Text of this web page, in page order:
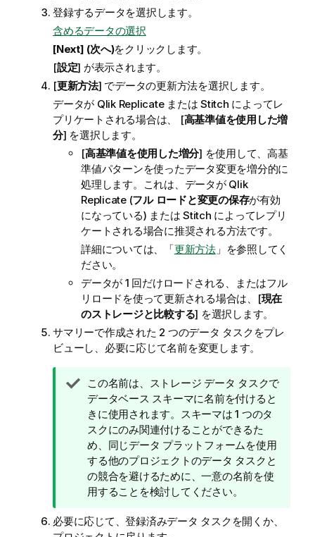
登録するデータを選択します。
含めるデータの選択
[Next] (次へ)をクリックします。
[設定] が表示されます。
[更新方法] でデータの更新方法を選択します。
データが Qlik Replicateまたは Stitch によってレ
プリケートされる場合は、 [高基準値を使用した増
分] を選択します。
[高基準値を使用した増分] を使用して、高基
準値パターンを使ったデータ変更を増分的に
処理します。これは、データが Qlik
Replicate(フル ロードと変更の保存が有効
になっている) または Stitch によってレプリ
ケートされる場合に推奨される方法です。
詳細については、「更新方法」を参照してく
ださい。
データが 1 回だけロードされる、またはフル
リロードを使って更新される場合は、[現在
のストレージと比較する] を選択します。
サマリーで作成された 2 つのデータ タスクをプレ
ビューし、必要に応じて名前を変更します。
ヒ
ン
ト
メ
モ
この名前は、ストレージ データ タスクで
データベース スキーマに名前を付けると
きに使用されます。スキーマは 1 つのタ
スクにのみ関連付けることができるた
め、同じデータ プラットフォームを使用
する他のプロジェクトのデータ タスクと
の競合を避けるために、一意の名前を使
用することを検討してください。
必要に応じて、登録済みデータ タスクを開くか、